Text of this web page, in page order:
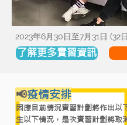
2023年6月30日至7月31日 (32
了解更多實習資訊
📢疫情安排
因應目前情況實習計劃將作出以
生以下情況，是次實習計劃將取